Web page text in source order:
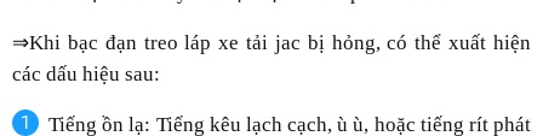
⇒Khi bạc đạn treo láp xe tải jac bị hỏng, có thể xuất hiện
các dấu hiệu sau:
Tiếng ồn lạ: Tiếng kêu lạch cạch, ù ù, hoặc tiếng rít phát